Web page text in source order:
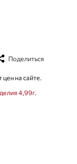
Поделиться
на сайте.
4,99г.